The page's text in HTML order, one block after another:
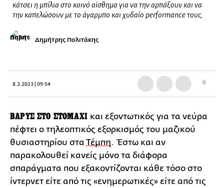
κάτσει η μπίλια στο κοινό αίσθημα για να την αρπάξουν και να
την καπελώσουν με το άγαρμπο και χυδαίο performance τους.
Δημήτρης Πολιτάκης
8.3.2023 | 09:54 0
ΒΑΡΥΣ ΣΤΟ ΣΤΟΜΑΧΙ και εξοντωτικός για τα νεύρα
πέφτει ο τηλεοπτικός εξορκισμός του μαζικού
θυσιαστηρίου στα Τέμπη. Έστω και αν
παρακολουθεί κανείς μόνο τα διάφορα
σπαράγματα που εξακοντίζονται κάθε τόσο στο
ίντερνετ είτε από τις «ενημερωτικές» είτε από τις